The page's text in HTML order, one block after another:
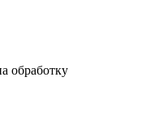
обработку